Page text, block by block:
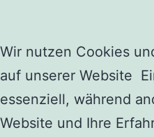
Wir nutzen Cookies
auf unserer Website
essenziell, während
Website und Ihre